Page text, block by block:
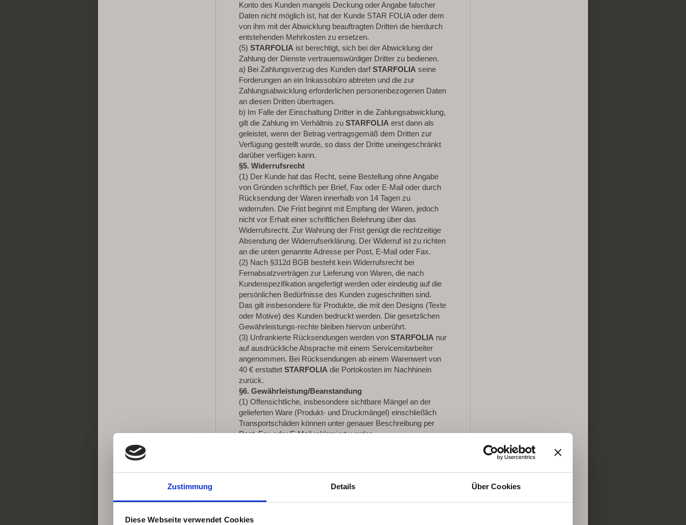
Zustimmung Details Über Cookies
Diese Webseite verwendet Cookies
Konto des Kunden mangels Deckung oder Angabe falscher
Daten nicht möglich ist, hat der Kunde STAR FOLIA oder dem
von ihm mit der Abwicklung beauftragten Dritten die hierdurch
entstehenden Mehrkosten zu ersetzen.
(5)STARFOLIA ist berechtigt, sich bei der Abwicklung der
Zahlung der Dienste vertrauenswürdiger Dritter zu bedienen.
a) Bei Zahlungsverzug des Kunden darfSTARFOLIA seine
Forderungen an ein Inkassobüro abtreten und die zur
Zahlungsabwicklung erforderlichen personenbezogenen Daten
an diesen Dritten übertragen.
b) Im Falle der Einschaltung Dritter in die Zahlungsabwicklung,
gilt die Zahlung im Verhältnis zuSTARFOLIA erst dann als
geleistet, wenn der Betrag vertragsgemäß dem Dritten zur
Verfügung gestellt wurde, so dass der Dritte uneingeschränkt
darüber verfügen kann.
§5. Widerrufsrecht
(1) Der Kunde hat das Recht, seine Bestellung ohne Angabe
von Gründen schriftlich per Brief, Fax oder E-Mail oder durch
Rücksendung der Waren innerhalb von 14 Tagen zu
widerrufen. Die Frist beginnt mit Empfang der Waren, jedoch
nicht vor Erhalt einer schriftlichen Belehrung über das
Widerrufsrecht. Zur Wahrung der Frist genügt die rechtzeitige
Absendung der Widerrufserklärung. Der Widerruf ist zu richten
an die unten genannte Adresse per Post, E-Mail oder Fax.
(2) Nach §312d BGB besteht kein Widerrufsrecht bei
Fernabsatzverträgen zur Lieferung von Waren, die nach
Kundenspezifikation angefertigt werden oder eindeutig auf die
persönlichen Bedürfnisse des Kunden zugeschnitten sind.
Das gilt insbesondere für Produkte, die mit den Designs (Texte
oder Motive) des Kunden bedruckt werden. Die gesetzlichen
Gewährleistungs-rechte bleiben hiervon unberührt.
(3) Unfrankierte Rücksendungen werden vonSTARFOLIA nur
auf ausdrückliche Absprache mit einem Servicemitarbeiter
angenommen. Bei Rücksendungen ab einem Warenwert von
40 € erstattetSTARFOLIA die Portokosten im Nachhinein
zurück.
§6. Gewährleistung/Beanstandung
(1) Offensichtliche, insbesondere sichtbare Mängel an der
gelieferten Ware (Produkt- und Druckmängel) einschließlich
Transportschäden können unter genauer Beschreibung per
Post, Fax oder E-Mail reklamiert werden.
Das Produkt gilt als mangelhaft, wenn es nicht dem
Gewährleistungsansprüche des Kunden.